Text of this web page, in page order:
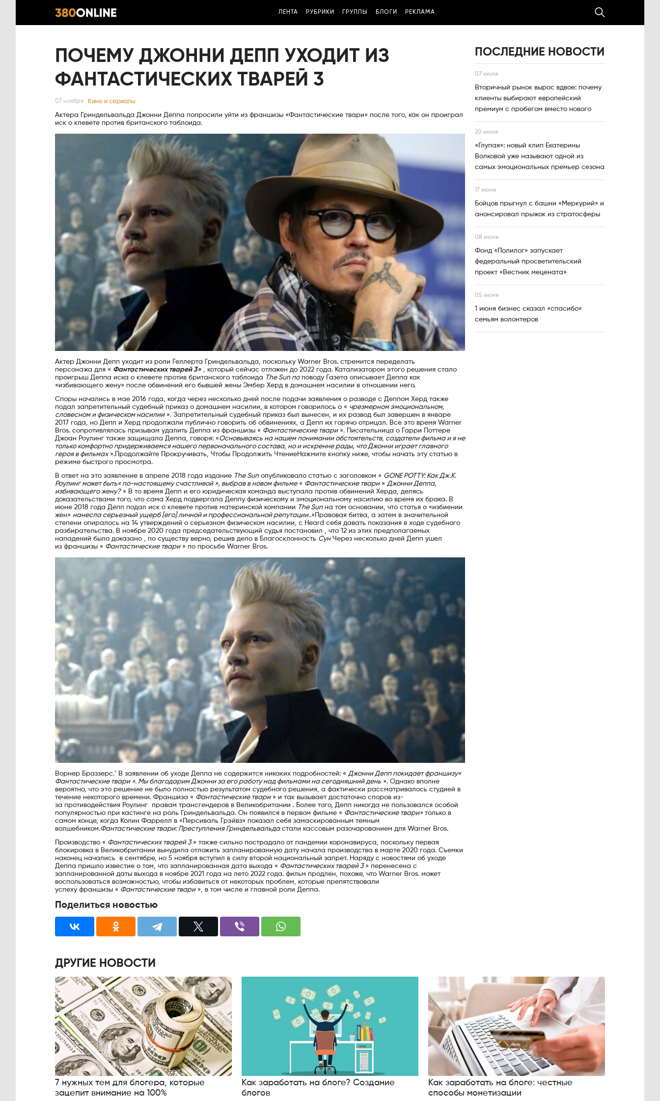
ЛЕНТА РУБРИКИ ГРУППЫ БЛОГИ РЕКЛАМА
ПОЧЕМУ ДЖОННИ ДЕПП УХОДИТ ИЗ
ФАНТАСТИЧЕСКИХ ТВАРЕЙ 3
07 ноября Кино и сериалы
Актера Гриндельвальда Джонни Деппа попросили уйти из франшизы «Фантастические твари» после того, как он проиграл
иск о клевете против британского таблоида.
Актер Джонни Депп уходит из роли Геллерта Гриндельвальда, поскольку Warner Bros. стремится переделать
персонажа для « Фантастических тварей 3» , который сейчас отложен до 2022 года. Катализатором этого решения стало
проигрыш Деппа иска о клевете против британского таблоида The Sun поповоду Газета описывает Деппа как
«избивающего жену» после обвинений его бывшей жены Эмбер Херд в домашнем насилии в отношении него.
Споры начались в мае 2016 года, когда через несколько дней после подачи заявления о разводе с Деппом Херд также
подал запретительный судебный приказ о домашнем насилии, в котором говорилось о « чрезмерном эмоциональном,
словесном и физическом насилии». Запретительный судебный приказ был вынесен, и их развод был завершен в январе
2017 года, но Депп и Херд продолжали публично говорить об обвинениях, а Депп их горячо отрицал. Все это время Warner
Bros. сопротивлялась призывам удалить Деппа из франшизы « Фантастические твари». Писательница о Гарри Поттере
Джоан Роулинг также защищала Деппа, говоря: «Основываясь на нашем понимании обстоятельств, создатели фильма и я не
только комфортно придерживаемся нашего первоначального состава, но и искренне рады, что Джонни играет главного
героя в фильмах».Продолжайте Прокручивать, Чтобы Продолжить ЧтениеНажмите кнопку ниже, чтобы начать эту статью в
режиме быстрого просмотра.
В ответ на это заявление в апреле 2018 года издание The Sunопубликовало статью с заголовком « GONE POTTY: Как Дж.К.
Роулинг может быть« по-настоящему счастливой », выбрав в новом фильме« Фантастические твари» Джонни Деппа,
избивающего жену?» В то время Депп и его юридическая команда выступала против обвинений Херда, делясь
доказательствами того, что сама Херд подвергала Деппу физическому и эмоциональному насилию во время их брака. В
июне 2018 года Депп подал иск о клевете против материнской компании The Sunна том основании, что статья о «избиении
жен» нанесла серьезный ущерб [его] личной и профессиональной репутации..»Правовая битва, а затем в значительной
степени опиралось на 14 утверждений о серьезном физическом насилии, с Heard себя давать показания в ходе судебного
разбирательства. В ноябре 2020 года председательствующий судья постановил , что 12 из этих предполагаемых
нападений было доказано , по существу верно, решив дело в Благосклонность СунЧерез несколько дней Депп ушел
из франшизы « Фантастические твари» по просьбе Warner Bros.
Ворнер Браззерс.’ В заявлении об уходе Деппа не содержится никаких подробностей: « Джонни Депп покидает франшизу«
Фантастические твари ». Мы благодарим Джонни за его работу над фильмами на сегодняшний день ». Однако вполне
вероятно, что это решение не было полностью результатом судебного решения, а фактически рассматривалось студией в
течение некоторого времени. Франшиза « Фантастические твари» и так вызывает достаточно споров из-
за противодействия Роулинг правам трансгендеров в Великобритании . Более того, Депп никогда не пользовался особой
популярностью при кастинге на роль Гриндельвальда. Он появился в первом фильме « Фантастические твари»только в
самом конце, когда Колин Фаррелл в «Персиваль Грэйвз» показал себя замаскированным темным
волшебником.Фантастические твари: Преступления Гриндельвальдастали кассовым разочарованием для Warner Bros.
Производство « Фантастических тварей 3» также сильно пострадало от пандемии коронавируса, поскольку первая
блокировка в Великобритании вынудила отложить запланированную дату начала производства в марте 2020 года. Съемки
наконец начались в сентябре, но 5 ноября вступил в силу второй национальный запрет. Наряду с новостями об уходе
Деппа пришло известие о том, что запланированная дата выхода « Фантастических тварей 3» перенесена с
запланированной даты выхода в ноябре 2021 года на лето 2022 года. фильм продлен, похоже, что Warner Bros. может
воспользоваться возможностью, чтобы избавиться от некоторых проблем, которые препятствовали
успеху франшизы « Фантастические твари», в том числе и главной роли Деппа.
Поделиться новостью
ПОСЛЕДНИЕ НОВОСТИ
07 июля
Вторичный рынок вырос вдвое: почему
клиенты выбирают европейский
премиум с пробегом вместо нового
20 июня
«Глупая»: новый клип Екатерины
Волковой уже называют одной из
самых эмоциональных премьер сезона
17 июня
Бойцов прыгнул с башни «Меркурий» и
анонсировал прыжок из стратосферы
08 июня
Фонд «Полилог» запускает
федеральный просветительский
проект «Вестник мецената»
05 июня
1 июня бизнес сказал «спасибо»
семьям волонтеров
ДРУГИЕ НОВОСТИ
7 нужных тем для блогера, которые
зацепит внимание на 100%
Как заработать на блоге? Создание
блогов
Как заработать на блоге: честные
способы монетизации